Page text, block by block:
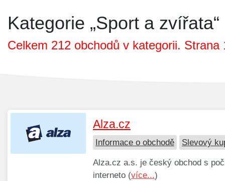
Kategorie „Sport a zvířata“
Celkem 212 obchodů v kategorii. Strana
Alza.cz
Informace o obchodě Slevový
Alza.cz a.s. je český obchod s
interneto (více...)